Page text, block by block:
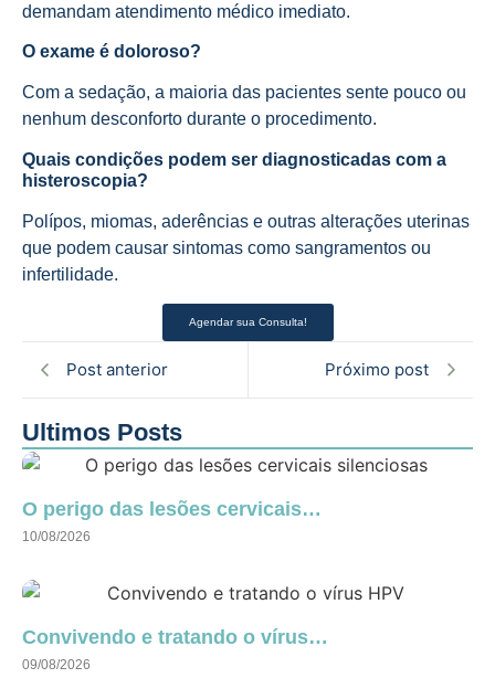
demandam atendimento médico imediato.
O exame é doloroso?
Com a sedação, a maioria das pacientes sente pouco ou
nenhum desconforto durante o procedimento.
Quais condições podem ser diagnosticadas com a
histeroscopia?
Polípos, miomas, aderências e outras alterações uterinas
que podem causar sintomas como sangramentos ou
infertilidade.
Agendar sua Consulta!
Post anterior Próximo post
Ultimos Posts
O perigo das lesões cervicais…
10/08/2026
Convivendo e tratando o vírus…
09/08/2026